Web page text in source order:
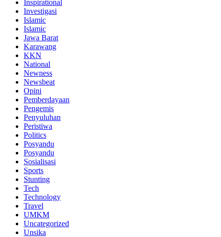
Inspirational
Investigasi
Islamic
Islamic
Jawa Barat
Karawang
KKN
National
Newness
Newsbeat
Opini
Pemberdayaan
Pengemis
Penyuluhan
Peristiwa
Politics
Posyandu
Posyandu
Sosialisasi
Sports
Stunting
Tech
Technology
Travel
UMKM
Uncategorized
Unsika